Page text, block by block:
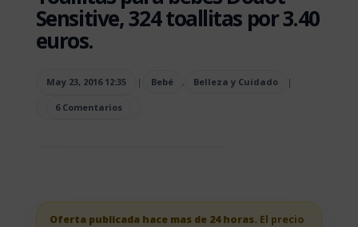
Sensitive, 324 toallitas por 3.40
euros.
May 23, 2016 12:35 | Bebé , Belleza y Cuidado |
6 Comentarios
Oferta publicada hace mas de 24 horas. El precio